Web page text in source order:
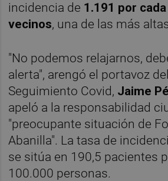
incidencia de 1.191 por
vecinos, una de las más
"No podemos relajarnos,
alerta", arengó el portavoz
Seguimiento Covid, Jaime
apeló a la responsabilidad
"preocupante situación de
Abanilla". La tasa de
se sitúa en 190,5 pacientes
100.000 personas.